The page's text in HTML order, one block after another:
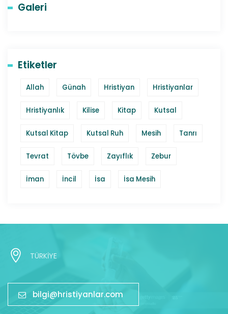
Galeri
Etiketler
Allah Günah Hristiyan Hristiyanlar
Hristiyanlık Kilise Kitap Kutsal
Kutsal Kitap Kutsal Ruh Mesih Tanrı
Tevrat Tövbe Zayıflık Zebur
İman İncil İsa İsa Mesih
TÜRKİYE
bilgi@hristiyanlar.com